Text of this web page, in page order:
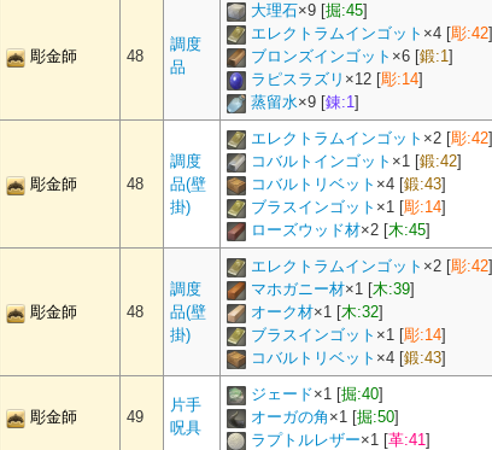
彫金師 48
調度
品
大理石×9 [掘:45]
エレクトラムインゴット ×4 [彫:42]
ブロンズインゴット ×6 [鍛:1]
ラピスラズリ ×12 [彫:14]
蒸留水×9 [錬:1]
彫金師 48
調度
品(壁
掛)
エレクトラムインゴット ×2 [彫:42]
コバルトインゴット ×1 [鍛:42]
コバルトリベット ×4 [鍛:43]
ブラスインゴット ×1 [彫:14]
ローズウッド材×2 [木:45]
彫金師 48
調度
品(壁
掛)
エレクトラムインゴット ×2 [彫:42]
マホガニー材×1 [木:39]
オーク材×1 [木:32]
ブラスインゴット ×1 [彫:14]
コバルトリベット ×4 [鍛:43]
彫金師 49
片手
呪具
ジェード×1 [掘:40]
オーガの角 ×1 [掘:50]
ラプトルレザー×1 [革:41]